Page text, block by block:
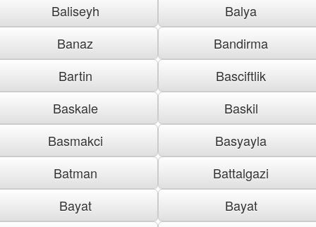
Baliseyh
Balya
Banaz
Bandirma
Bartin
Basciftlik
Baskale
Baskil
Basmakci
Basyayla
Batman
Battalgazi
Bayat
Bayat